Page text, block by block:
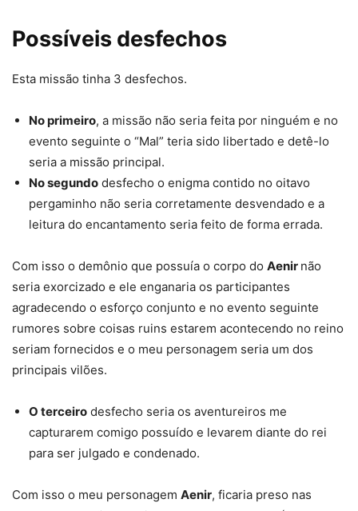
Possíveis desfechos
Esta missão tinha 3 desfechos.
No primeiro, a missão não seria feita por ninguém e no
evento seguinte o “Mal” teria sido libertado e detê-lo
seria a missão principal.
No segundo desfecho o enigma contido no oitavo
pergaminho não seria corretamente desvendado e a
leitura do encantamento seria feito de forma errada.
Com isso o demônio que possuía o corpo do Aenir não
seria exorcizado e ele enganaria os participantes
agradecendo o esforço conjunto e no evento seguinte
rumores sobre coisas ruins estarem acontecendo no reino
seriam fornecidos e o meu personagem seria um dos
principais vilões.
O terceiro desfecho seria os aventureiros me
capturarem comigo possuído e levarem diante do rei
para ser julgado e condenado.
Com isso o meu personagem Aenir, ficaria preso nas